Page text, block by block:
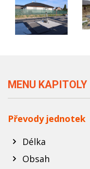
MENU KAPITOLY
Převody jednotek
Délka
Obsah